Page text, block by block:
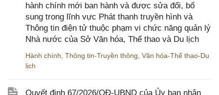
hành chính mới ban hành và được sửa đổi, bổ
sung trong lĩnh vực Phát thanh truyền hình và
Thông tin điện tử thuộc phạm vi chức năng quản lý
Nhà nước của Sở Văn hóa, Thể thao và Du lịch
Hành chính Thông tin-Truyền thông Văn hóa-Thể thao-Du
lịch
Quyết định 67/2026/QĐ-UBND của Ủy ban nhân